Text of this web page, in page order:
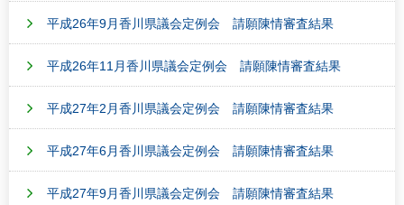
平成26年9月香川県議会定例会 請願陳情審査結果
平成26年11月香川県議会定例会 請願陳情審査結果
平成27年2月香川県議会定例会 請願陳情審査結果
平成27年6月香川県議会定例会 請願陳情審査結果
平成27年9月香川県議会定例会 請願陳情審査結果